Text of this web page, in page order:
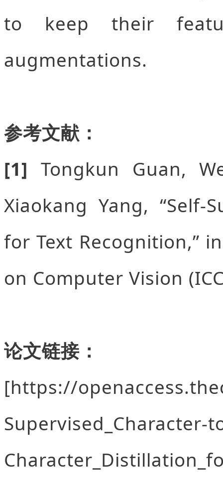
to keep their
augmentations.
参考文献：
[1] Tongkun Guan,
Xiaokang Yang, “Self-
for Text Recognition,”
on Computer Vision
论文链接：
[https://
Supervised_Character-